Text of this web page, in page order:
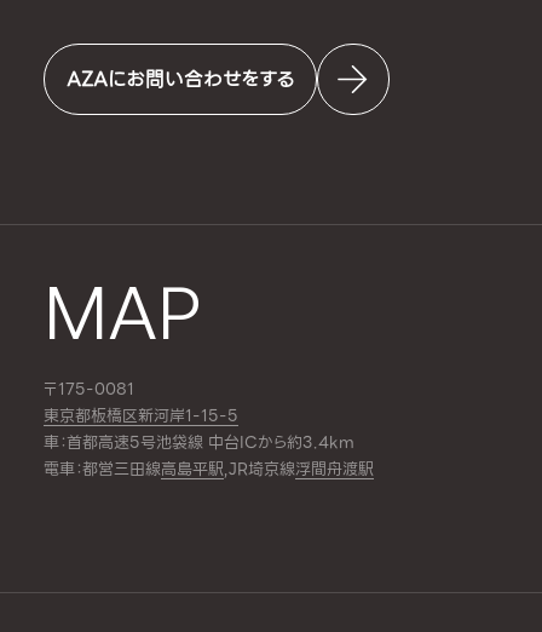
AZAにお問い合わせをする
MAP
〒175-0081
東京都板橋区新河岸1-15-5
車：首都高速5号池袋線 中台ICから約3.4km
電車：都営三田線高島平駅,JR埼京線浮間舟渡駅